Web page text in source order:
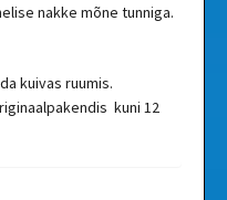
nakke mõne tunniga.
kuivas ruumis.
kuni 12